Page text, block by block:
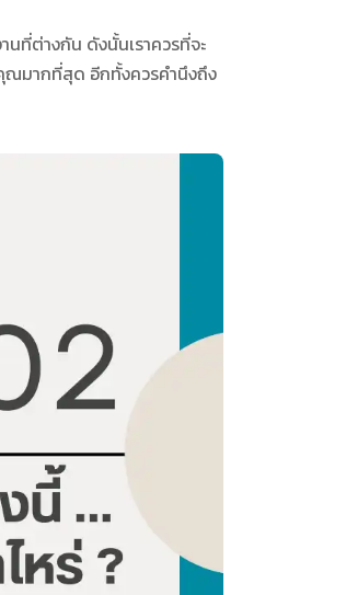
นที่ต่างกัน ดังนั้นเราควรที่จะ
มากที่สุด อีกทั้งควรคำนึงถึง